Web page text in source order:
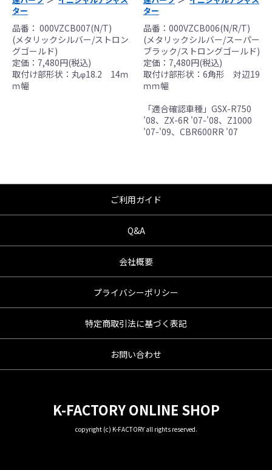
ター
品番： 000VZCB007(N/T)
(メタリックシルバー/ストロン
グゴールド)
定価：7,480円(税込)
取付け部形状：丸φ18.2 14ｍ
ｍ幅
ター
品番：000VZCB006(N/R/T)
(メタリックシルバー/スーパー
ブラック/ストロングゴールド)
定価：7,480円(税込)
取付け部形状：6角形 対辺19
ｍｍ幅
「適合確認車種」GSX-R750
'08、ZX-6R '07-'08、Z1000
'07-'09、CBR600RR '07
ご利用ガイド
Q&A
会社概要
プライバシーポリシー
特定商取引法に基づく表記
お問い合わせ
K-FACTORY ONLINE SHOP
copyright (c) K-FACTORY all rights reserved.